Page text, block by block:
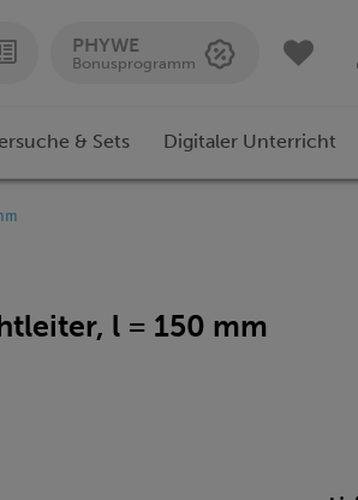
PHYWE
Bonusprogramm
& Sets Digitaler Unterricht
l = 150 mm